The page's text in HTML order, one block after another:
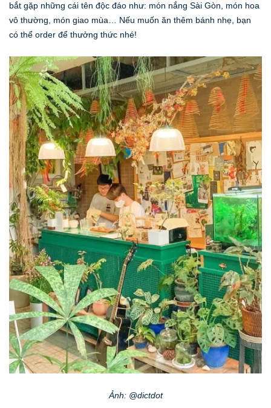
bắt gặp những cái tên độc đáo như: món nắng Sài Gòn, món hoa
vô thường, món giao mùa… Nếu muốn ăn thêm bánh nhẹ, bạn
có thể order để thưởng thức nhé!
Ảnh: @dictdot